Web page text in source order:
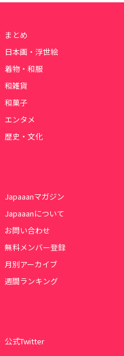
まとめ
日本画・浮世絵
着物・和服
和雑貨
和菓子
エンタメ
歴史・文化
Japaaanマガジン
Japaaanについて
お問い合わせ
無料メンバー登録
月別アーカイブ
週間ランキング
公式Twitter